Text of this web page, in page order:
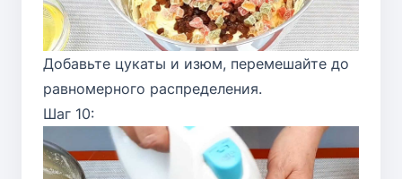
Добавьте цукаты и изюм, перемешайте до
равномерного распределения.
Шаг 10: